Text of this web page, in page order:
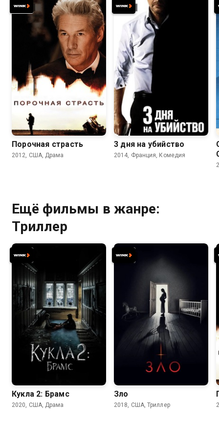
6.7
Порочная страсть
2012, США, Драма
6.6 6.2
3 дня на убийство
2014, Франция, Комедия
Ещё фильмы в жанре:
Триллер
4.7
Кукла 2: Брамс
2020, США, Драма
5.1
Зло
2018, США, Триллер